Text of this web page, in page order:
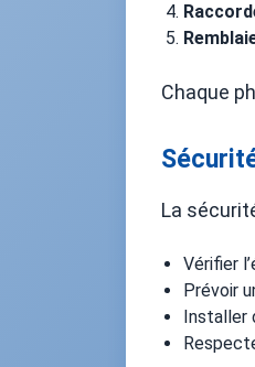
Chaque
La
Vérifier
Prévoir
Installer